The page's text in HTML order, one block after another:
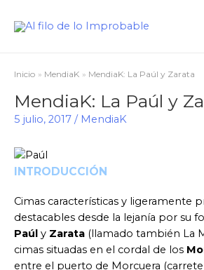
Inicio MendiaK MendiaK: La Paúl y Zarata
MendiaK: La Paúl y
5 julio, 2017 / MendiaK
INTRODUCCIÓN
Cimas características y ligeramente
destacables desde la lejanía por su
Paúl y Zarata (llamado también La
cimas situadas en el cordal de los
entre el puerto de Morcuera